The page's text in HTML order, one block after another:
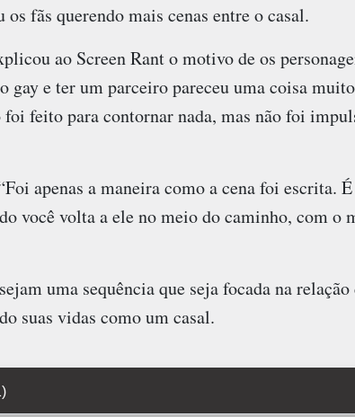
fãs querendo mais cenas entre o casal.
ao Screen Rant o motivo de os
gay e ter um parceiro pareceu uma coisa
foi feito para contornar nada, mas não foi
apenas a maneira como a cena foi escrita.
você volta a ele no meio do caminho, com o
uma sequência que seja focada na
suas vidas como um casal.